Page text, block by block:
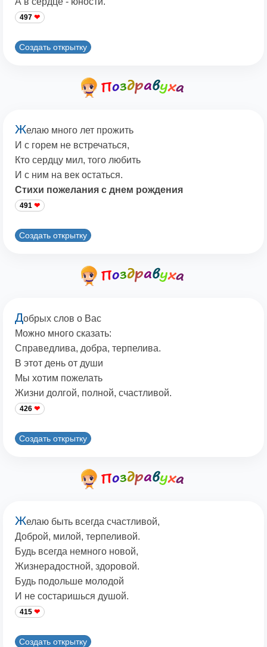
497
Создать открытку
Желаю много лет прожить
И с горем не встречаться,
Кто сердцу мил, того любить
И с ним на век остаться.
Стихи пожелания с днем рождения
491
Создать открытку
Добрых слов о Вас
Можно много сказать:
Справедлива, добра, терпелива.
В этот день от души
Мы хотим пожелать
Жизни долгой, полной, счастливой.
426
Создать открытку
Желаю быть всегда счастливой,
Доброй, милой, терпеливой.
Будь всегда немного новой,
Жизнерадостной, здоровой.
Будь подольше молодой
И не состаришься душой.
415
Создать открытку